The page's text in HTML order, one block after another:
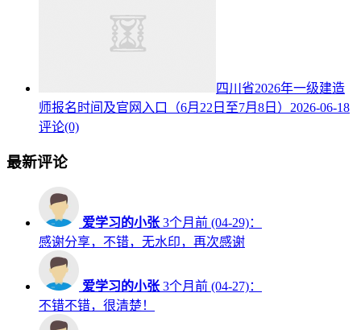
四川省2026年一级建造
师报名时间及官网入口（6月22日至7月8日） 2026-06-18
评论(0)
最新评论
爱学习的小张 3个月前 (04-29)：
感谢分享，不错，无水印，再次感谢
爱学习的小张 3个月前 (04-27)：
不错不错，很清楚！